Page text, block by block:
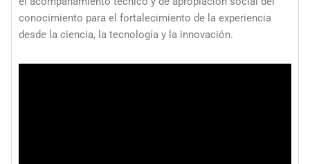
conocimiento para el fortalecimiento de la experiencia
desde la ciencia, la tecnología y la innovación.